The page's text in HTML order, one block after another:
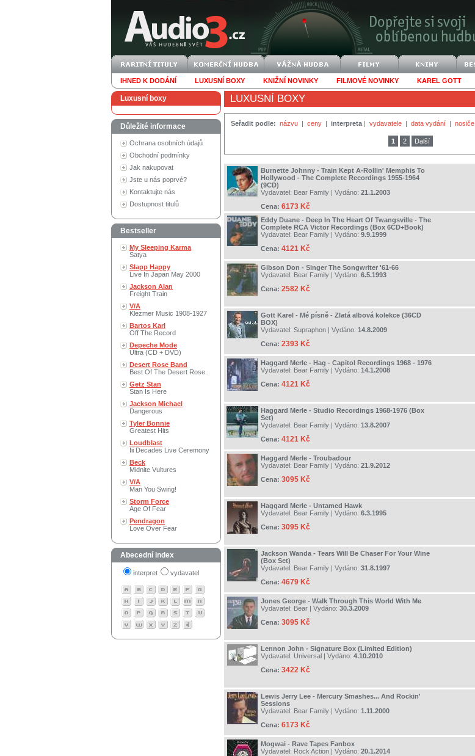
IHNED K DODÁNÍ LUXUSNÍ BOXY KNIŽNÍ NOVINKY FILMOVÉ NOVINKY KAREL GOTT
Luxusní boxy
Důležité informace
Ochrana osobních údajů
Obchodní podmínky
Jak nakupovat
Jste u nás poprvé?
Kontaktujte nás
Dostupnost titulů
Bestseller
My Sleeping Karma
Satya
Slapp Happy
Live In Japan May 2000
Jackson Alan
Freight Train
V/A
Klezmer Music 1908-1927
Bartos Karl
Off The Record
Depeche Mode
Ultra (CD + DVD)
Desert Rose Band
Best Of The Desert Rose..
Getz Stan
Stan Is Here
Jackson Michael
Dangerous
Tyler Bonnie
Greatest Hits
Loudblast
Iii Decades Live Ceremony
Beck
Midnite Vultures
V/A
Man You Swing!
Storm Force
Age Of Fear
Pendragon
Love Over Fear
Abecední index
interpret vydavatel
LUXUSNÍ BOXY
Seřadit podle: názvu | ceny | interpreta | vydavatele | data vydání | nosiče
1 2 Další
Burnette Johnny - Train Kept A-Rollin' Memphis To
Hollywood - The Complete Recordings 1955-1964
(9CD)
Vydavatel: Bear Family | Vydáno: 21.1.2003
Cena: 6173 Kč
Eddy Duane - Deep In The Heart Of Twangsville - The
Complete RCA Victor Recordings (Box 6CD+Book)
Vydavatel: Bear Family | Vydáno: 9.9.1999
Cena: 4121 Kč
Gibson Don - Singer The Songwriter '61-66
Vydavatel: Bear Family | Vydáno: 6.5.1993
Cena: 2582 Kč
Gott Karel - Mé písně - Zlatá albová kolekce (36CD
BOX)
Vydavatel: Supraphon | Vydáno: 14.8.2009
Cena: 2393 Kč
Haggard Merle - Hag - Capitol Recordings 1968 - 1976
Vydavatel: Bear Family | Vydáno: 14.1.2008
Cena: 4121 Kč
Haggard Merle - Studio Recordings 1968-1976 (Box
Set)
Vydavatel: Bear Family | Vydáno: 13.8.2007
Cena: 4121 Kč
Haggard Merle - Troubadour
Vydavatel: Bear Family | Vydáno: 21.9.2012
Cena: 3095 Kč
Haggard Merle - Untamed Hawk
Vydavatel: Bear Family | Vydáno: 6.3.1995
Cena: 3095 Kč
Jackson Wanda - Tears Will Be Chaser For Your Wine
(Box Set)
Vydavatel: Bear Family | Vydáno: 31.8.1997
Cena: 4679 Kč
Jones George - Walk Through This World With Me
Vydavatel: Bear | Vydáno: 30.3.2009
Cena: 3095 Kč
Lennon John - Signature Box (Limited Edition)
Vydavatel: Universal | Vydáno: 4.10.2010
Cena: 3422 Kč
Lewis Jerry Lee - Mercury Smashes... And Rockin'
Sessions
Vydavatel: Bear Family | Vydáno: 1.11.2000
Cena: 6173 Kč
Mogwai - Rave Tapes Fanbox
Vydavatel: Rock Action | Vydáno: 20.1.2014